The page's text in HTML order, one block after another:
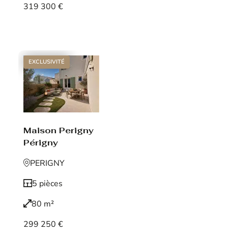
319 300 €
EXCLUSIVITÉ
Maison Perigny
Périgny
PERIGNY
5 pièces
80 m²
299 250 €